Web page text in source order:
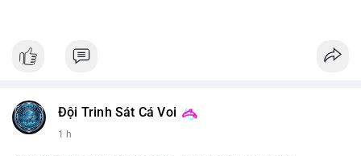
Đội Trinh Sát Cá Voi
1 h